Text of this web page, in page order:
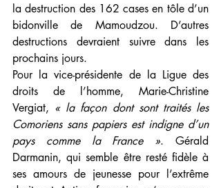
la destruction des 162 cases en tôle d’un
bidonville de Mamoudzou. D’autres
destructions devraient suivre dans les
prochains jours.
Pour la vice-présidente de la Ligue des
droits de l’homme, Marie-Christine
Vergiat, « la façon dont sont traités les
Comoriens sans papiers est indigne d’un
pays comme la France ». Gérald
Darmanin, qui semble être resté fidèle à
ses amours de jeunesse pour l’extrême